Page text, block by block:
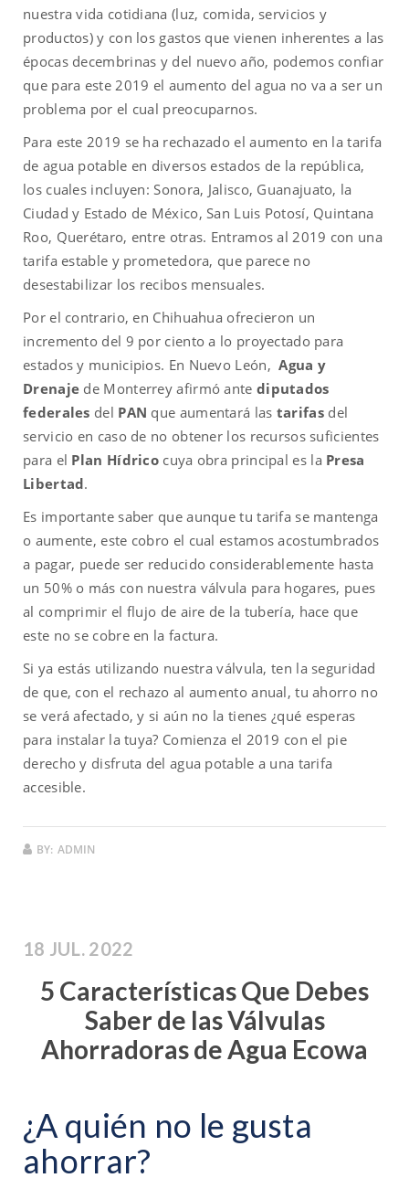
nuestra vida cotidiana (luz, comida, servicios y
productos) y con los gastos que vienen inherentes a las
épocas decembrinas y del nuevo año, podemos confiar
que para este 2019 el aumento del agua no va a ser un
problema por el cual preocuparnos.
Para este 2019 se ha rechazado el aumento en la tarifa
de agua potable en diversos estados de la república,
los cuales incluyen: Sonora, Jalisco, Guanajuato, la
Ciudad y Estado de México, San Luis Potosí, Quintana
Roo, Querétaro, entre otras. Entramos al 2019 con una
tarifa estable y prometedora, que parece no
desestabilizar los recibos mensuales.
Por el contrario, en Chihuahua ofrecieron un
incremento del 9 por ciento a lo proyectado para
estados y municipios. En Nuevo León, Agua y
Drenaje de Monterrey afirmó ante diputados
federales del PAN que aumentará las tarifasdel
servicio en caso de no obtener los recursos suficientes
para el Plan Hídrico cuya obra principal es la Presa
Libertad.
Es importante saber que aunque tu tarifa se mantenga
o aumente, este cobro el cual estamos acostumbrados
a pagar, puede ser reducido considerablemente hasta
un 50% o más con nuestra válvula para hogares, pues
al comprimir el flujo de aire de la tubería, hace que
este no se cobre en la factura.
Si ya estás utilizando nuestra válvula, ten la seguridad
de que, con el rechazo al aumento anual, tu ahorro no
se verá afectado, y si aún no la tienes ¿qué esperas
para instalar la tuya? Comienza el 2019 con el pie
derecho y disfruta del agua potable a una tarifa
accesible.
BY: ADMIN
18 JUL. 2022
5 Características Que Debes
Saber de las Válvulas
Ahorradoras de Agua Ecowa
¿A quién no le gusta
ahorrar?